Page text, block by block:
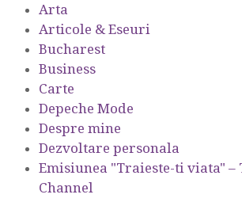
Arta
Articole & Eseuri
Bucharest
Business
Carte
Depeche Mode
Despre mine
Dezvoltare personala
Emisiunea "Traieste-ti viata" –
Channel